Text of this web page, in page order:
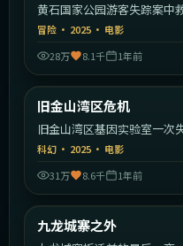
黄石国家公园游客失踪案中
密。
冒险 · 2025 · 电影
28万
8.1千 1年前
最新
旧金山湾区危机
旧金山湾区基因实验室一次
的危机。
科幻 · 2025 · 电影
31万
8.6千 1年前
最新
九龙城寨之外